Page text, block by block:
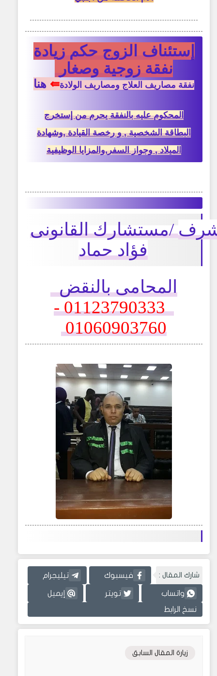
إستئناف الزوج حكم زيادة
نفقة زوجية وصغار
نفقة مصاريف العلاج ومصاريف الولادة⇚ هنا
المحكوم عليه بالنفقة يحرم من إستخرج
البطاقة الشخصية , و رخصة القيادة ,وشهادة
الميلاد , وجواز السفر,والمزايا الوظيفية
مستشارك القانونى/
فؤاد حماد
المحامى بالنقض
01123790333 -
01060903760
شارك المقال : فيسبوك تيليجرام
واتساب تويتر إيميل
نسخ الرابط
زيارة المقال السابق